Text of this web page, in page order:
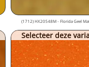
(1712) HX20548M - Florida Geel
Selecteer deze